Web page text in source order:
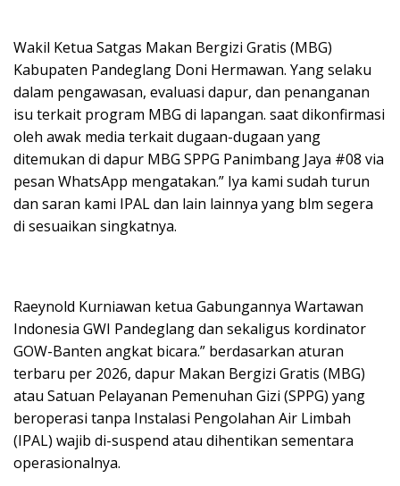
Wakil Ketua Satgas Makan Bergizi Gratis (MBG)
Kabupaten Pandeglang Doni Hermawan. Yang selaku
dalam pengawasan, evaluasi dapur, dan penanganan
isu terkait program MBG di lapangan. saat dikonfirmasi
oleh awak media terkait dugaan-dugaan yang
ditemukan di dapur MBG SPPG Panimbang Jaya #08 via
pesan WhatsApp mengatakan.” Iya kami sudah turun
dan saran kami IPAL dan lain lainnya yang blm segera
di sesuaikan singkatnya.
Raeynold Kurniawan ketua Gabungannya Wartawan
Indonesia GWI Pandeglang dan sekaligus kordinator
GOW-Banten angkat bicara.” berdasarkan aturan
terbaru per 2026, dapur Makan Bergizi Gratis (MBG)
atau Satuan Pelayanan Pemenuhan Gizi (SPPG) yang
beroperasi tanpa Instalasi Pengolahan Air Limbah
(IPAL) wajib di-suspend atau dihentikan sementara
operasionalnya.